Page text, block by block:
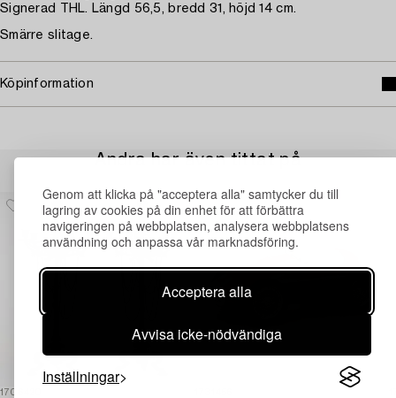
Genom att klicka på "acceptera alla" samtycker du till
lagring av cookies på din enhet för att förbättra
navigeringen på webbplatsen, analysera webbplatsens
användning och anpassa vår marknadsföring.
Acceptera alla
Avvisa icke-nödvändiga
Inställningar
Signerad THL. Längd 56,5, bredd 31, höjd 14 cm.
Smärre slitage.
Köpinformation
Andra har även tittat på
1706420